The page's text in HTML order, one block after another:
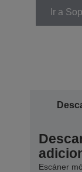
Ir a
Escáner